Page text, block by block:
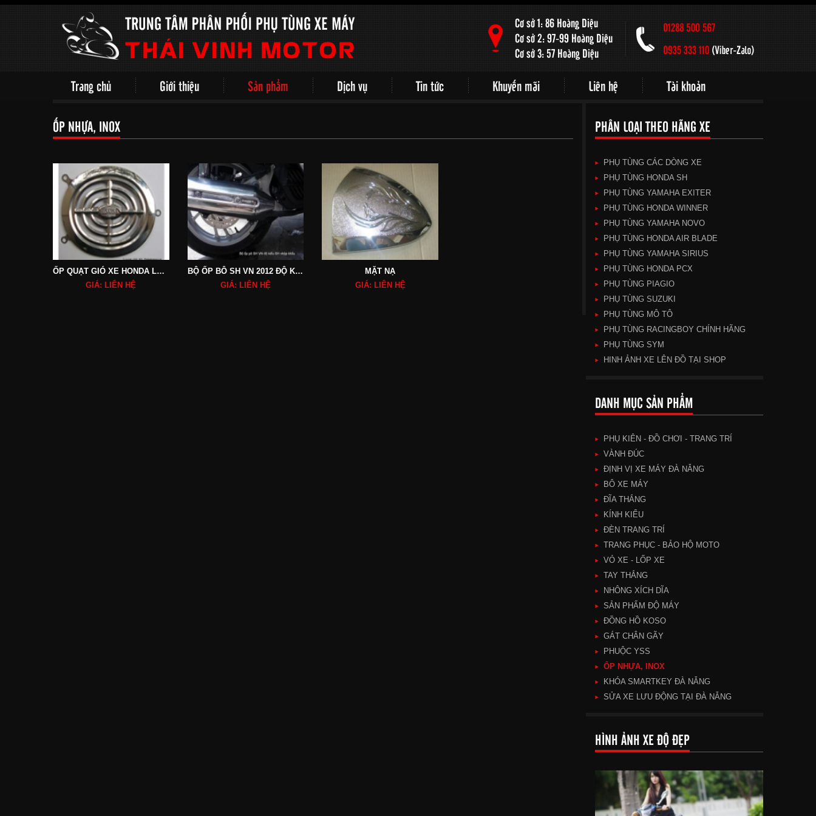
Cơ sở 1: 86 Hoàng Diệu
Cơ sở 2: 97-99 Hoàng Diệu
Cơ sở 3: 57 Hoàng Diệu
Trang chủ Giới thiệu Sản phẩm Dịch vụ Tin tức Khuyến mãi Liên hệ Tài khoản
ỐP NHỰA, INOX
ỐP QUẠT GIÓ XE HONDA LEAD
GIÁ: LIÊN HỆ
BỘ ỐP BÔ SH VN 2012 ĐỘ KIỂU SH NHẬP KHẨU
GIÁ: LIÊN HỆ
MẶT NẠ
GIÁ: LIÊN HỆ
PHÂN LOẠI THEO HÃNG XE
PHỤ TÙNG CÁC DÒNG XE
PHỤ TÙNG HONDA SH
PHỤ TÙNG YAMAHA EXITER
PHỤ TÙNG HONDA WINNER
PHỤ TÙNG YAMAHA NOVO
PHỤ TÙNG HONDA AIR BLADE
PHỤ TÙNG YAMAHA SIRIUS
PHỤ TÙNG HONDA PCX
PHỤ TÙNG PIAGIO
PHỤ TÙNG SUZUKI
PHỤ TÙNG MÔ TÔ
PHỤ TÙNG RACINGBOY CHÍNH HÃNG
PHỤ TÙNG SYM
HINH ẢNH XE LÊN ĐỒ TẠI SHOP
DANH MỤC SẢN PHẨM
PHỤ KIÊN - ĐỒ CHƠI - TRANG TRÍ
VÀNH ĐÚC
ĐỊNH VỊ XE MÁY ĐÀ NẴNG
BÔ XE MÁY
ĐĨA THẮNG
KÍNH KIỂU
ĐÈN TRANG TRÍ
TRANG PHỤC - BẢO HỘ MOTO
VỎ XE - LỐP XE
TAY THẮNG
NHÔNG XÍCH DĨA
SẢN PHẨM ĐỘ MÁY
ĐỒNG HỒ KOSO
GÁT CHÂN GÃY
PHUỘC YSS
ỐP NHỰA, INOX
KHÓA SMARTKEY ĐÀ NẴNG
SỬA XE LƯU ĐỘNG TẠI ĐÀ NẴNG
HÌNH ẢNH XE ĐỘ ĐẸP